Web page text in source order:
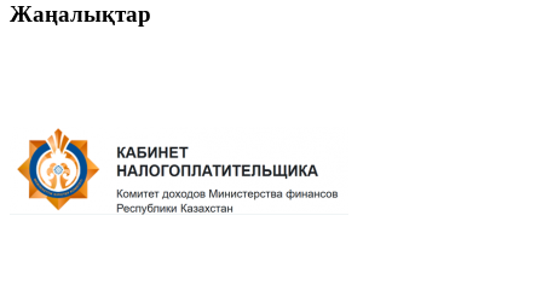
Жаңалықтар